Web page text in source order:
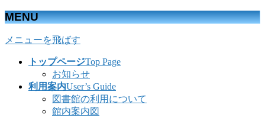
MENU
メニューを飛ばす
トップページTop Page
お知らせ
利用案内User’s Guide
図書館の利用について
館内案内図